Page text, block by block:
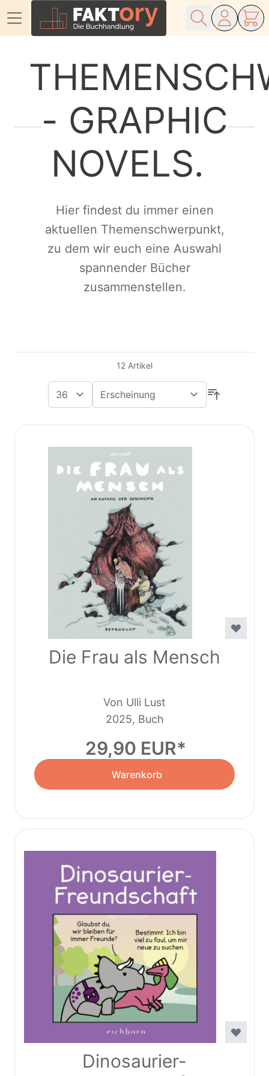
- GRAPHIC
NOVELS
Hier findest du immer einen
aktuellen Themenschwerpunkt,
zu dem wir euch eine Auswahl
spannender Bücher
zusammenstellen.
12 Artikel
Die Frau als Mensch
Von Ulli Lust
2025, Buch
29,90 EUR
Warenkorb
Dinosaurier-